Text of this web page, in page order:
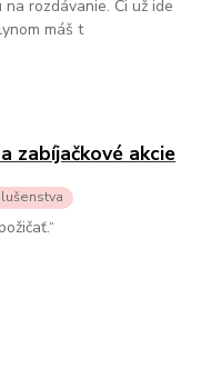
rozdávanie. Či už ide
máš t
zabíjačkové akcie